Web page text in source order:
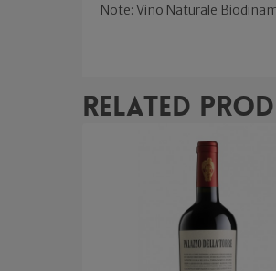
Note: Vino Naturale
Related